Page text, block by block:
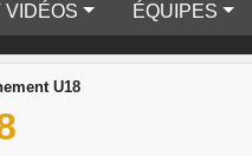
VIDÉOS ÉQUIPES
U18